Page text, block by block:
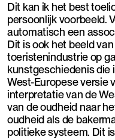
Dit kan ik het best
persoonlijk voorbeeld.
automatisch een
Dit is ook het beeld
toeristenindustrie op
kunstgeschiedenis die
West-Europese versie
interpretatie van de
van de oudheid naar
oudheid als de
politieke systeem. Dit